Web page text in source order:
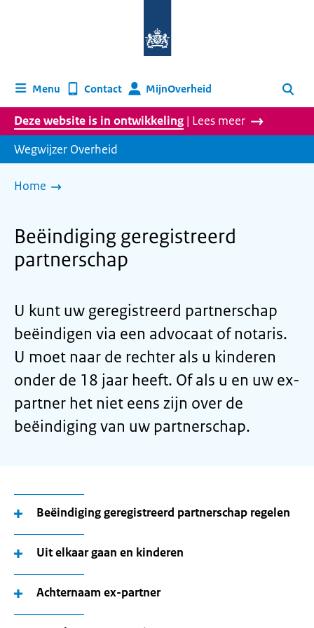
homepage
Menu Contact MijnOverheid Zoeken
Deze website is in ontwikkeling | Lees meer
Wegwijzer Overheid
Home
Beëindiging geregistreerd
partnerschap
U kunt uw geregistreerd partnerschap
beëindigen via een advocaat of notaris.
U moet naar de rechter als u kinderen
onder de 18 jaar heeft. Of als u en uw ex-
partner het niet eens zijn over de
beëindiging van uw partnerschap.
Beëindiging geregistreerd partnerschap regelen
Uit elkaar gaan en kinderen
Achternaam ex-partner